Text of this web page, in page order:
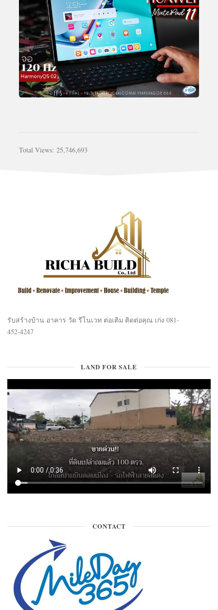
Total Views: 25,746,693
รับสร้างบ้าน อาคาร วัด รีโนเวท ต่อเติม ติดต่อคุณ เก่ง 081-
452-4247
LAND FOR SALE
CONTACT